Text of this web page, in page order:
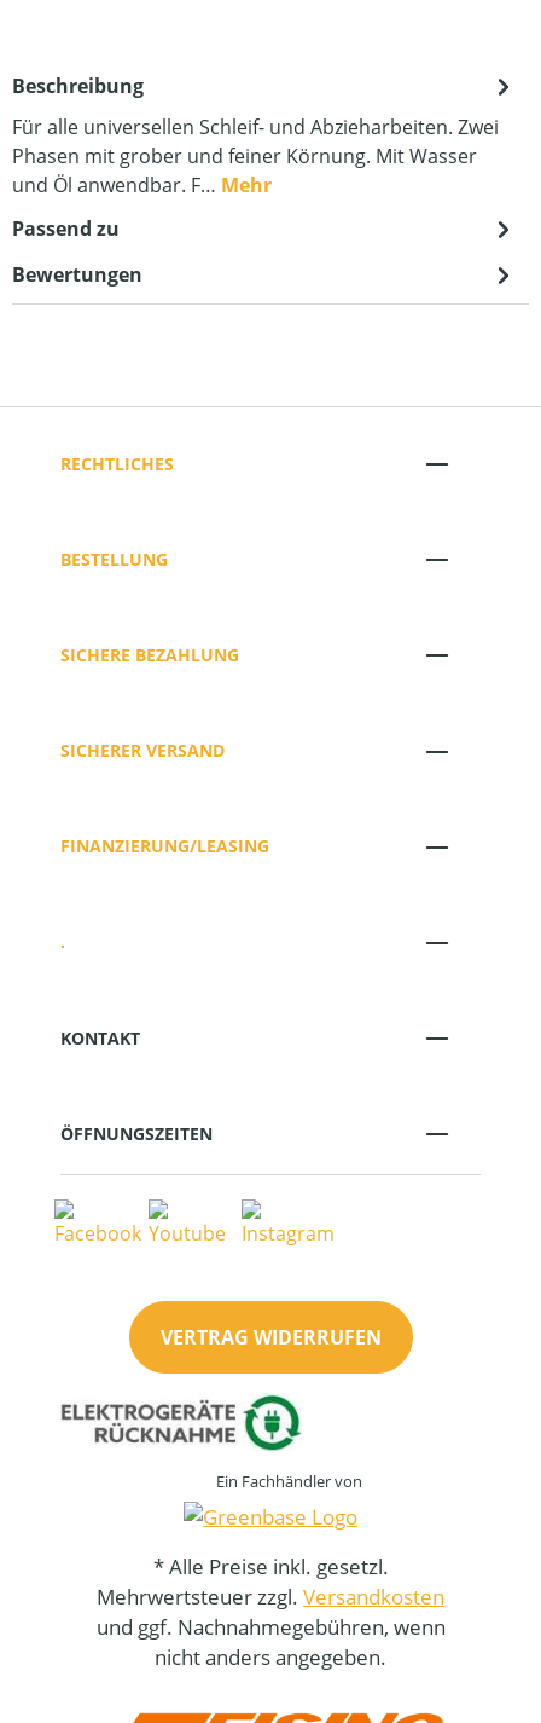
Beschreibung
Für alle universellen Schleif- und Abzieharbeiten. Zwei
Phasen mit grober und feiner Körnung. Mit Wasser
und Öl anwendbar. F… Mehr
Passend zu
Bewertungen
RECHTLICHES
BESTELLUNG
SICHERE BEZAHLUNG
SICHERER VERSAND
FINANZIERUNG/LEASING
.
KONTAKT
ÖFFNUNGSZEITEN
VERTRAG WIDERRUFEN
Ein Fachhändler von
* Alle Preise inkl. gesetzl.
Mehrwertsteuer zzgl. Versandkosten
und ggf. Nachnahmegebühren, wenn
nicht anders angegeben.